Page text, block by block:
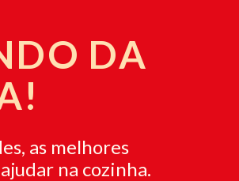
DA
as melhores
na cozinha.